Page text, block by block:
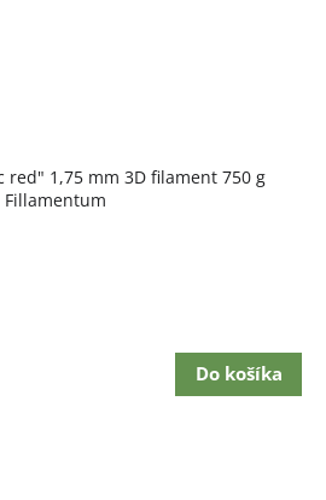
red" 1,75 mm 3D filament 750 g
Fillamentum
Do košíka